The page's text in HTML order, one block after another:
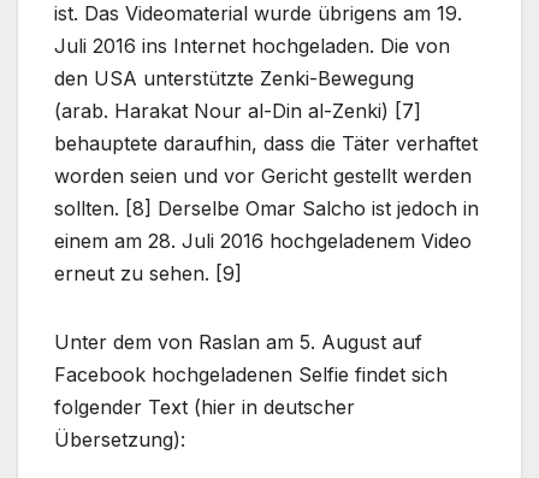
ist. Das Videomaterial wurde übrigens am 19.
Juli 2016 ins Internet hochgeladen. Die von
den USA unterstützte Zenki-Bewegung
(arab. Harakat Nour al-Din al-Zenki) [7]
behauptete daraufhin, dass die Täter verhaftet
worden seien und vor Gericht gestellt werden
sollten. [8] Derselbe Omar Salcho ist jedoch in
einem am 28. Juli 2016 hochgeladenem Video
erneut zu sehen. [9]
Unter dem von Raslan am 5. August auf
Facebook hochgeladenen Selfie findet sich
folgender Text (hier in deutscher
Übersetzung):